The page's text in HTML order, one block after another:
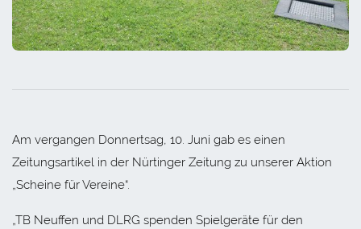
Am vergangen Donnertsag, 10. Juni gab es einen
Zeitungsartikel in der Nürtinger Zeitung zu unserer Aktion
„Scheine für Vereine“.
„TB Neuffen und DLRG spenden Spielgeräte für den